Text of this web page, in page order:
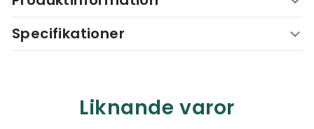
Specifikationer
Liknande varor